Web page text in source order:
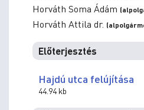
Horváth Soma Ádám
Horváth Attila dr.
Előterjesztés
Hajdú utca felújítása
44.94 kb